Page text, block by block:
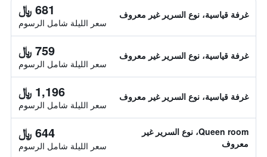
غرفة قياسية، نوع السرير غير معروف 681 ﷼
سعر الليلة شامل الرسوم
غرفة قياسية، نوع السرير غير معروف 759 ﷼
سعر الليلة شامل الرسوم
غرفة قياسية، نوع السرير غير معروف 1,196 ﷼
سعر الليلة شامل الرسوم
Queen room، نوع السرير غير
معروف
644 ﷼
سعر الليلة شامل الرسوم